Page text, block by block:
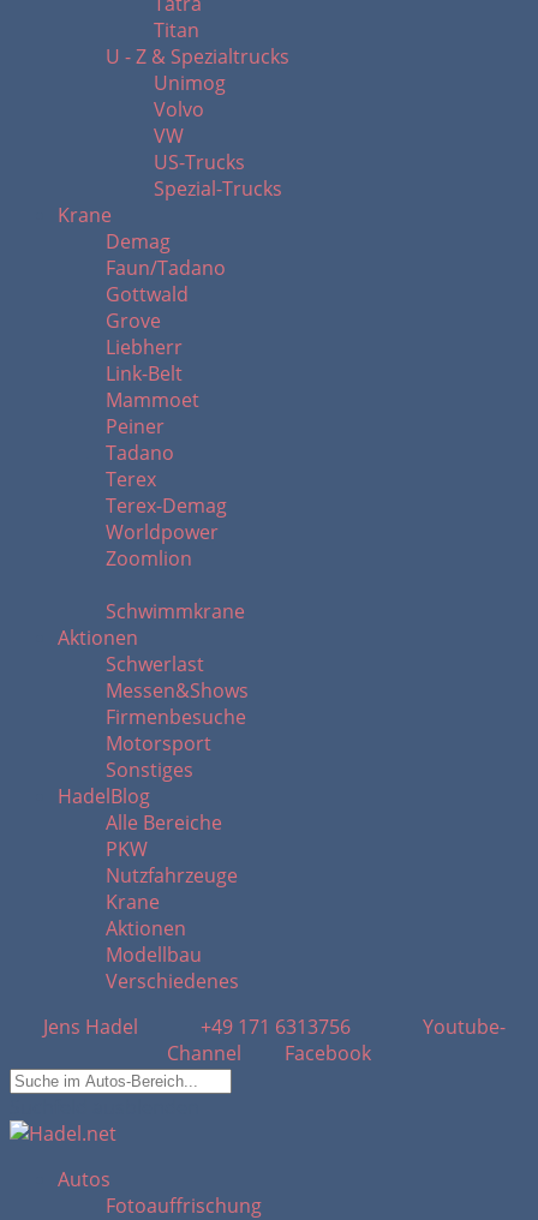
Titan
U - Z & Spezialtrucks
Unimog
Volvo
VW
US-Trucks
Spezial-Trucks
Krane
Demag
Faun/Tadano
Gottwald
Grove
Liebherr
Link-Belt
Mammoet
Peiner
Tadano
Terex
Terex-Demag
Worldpower
Zoomlion
Schwimmkrane
Aktionen
Schwerlast
Messen&Shows
Firmenbesuche
Motorsport
Sonstiges
HadelBlog
Alle Bereiche
PKW
Nutzfahrzeuge
Krane
Aktionen
Modellbau
Verschiedenes
Jens Hadel
+49 171 6313756
Youtube-
Channel
Facebook
Autos
Fotoauffrischung